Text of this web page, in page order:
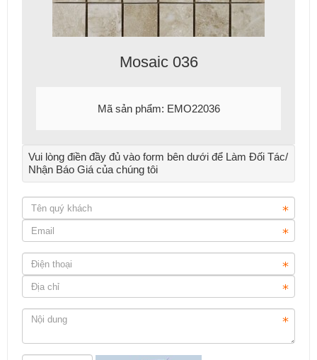
Mosaic 036
Mã sản phẩm: EMO22036
Vui lòng điền đầy đủ vào form bên dưới để Làm Đối Tác/
Nhận Báo Giá của chúng tôi